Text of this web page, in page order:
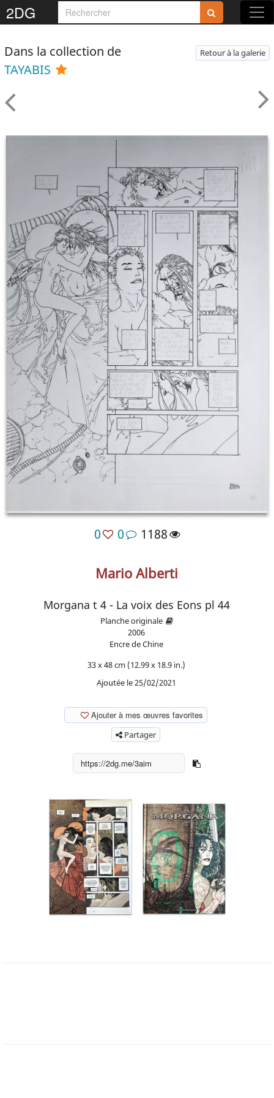
2DG
Dans la collection de
TAYABIS
Retour à la galerie
0 0 1188
Mario Alberti
Morgana t 4 - La voix des Eons pl 44
Planche originale
2006
Encre de Chine
33 x 48 cm (12.99 x 18.9 in.)
Ajoutée le 25/02/2021
Ajouter à mes œuvres favorites
Partager